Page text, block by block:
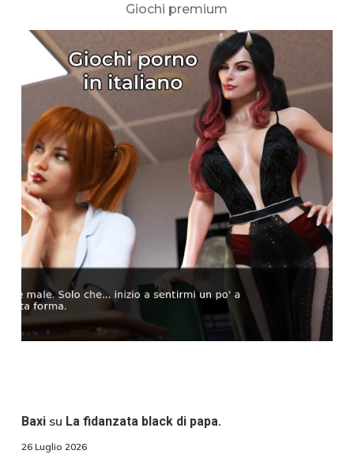
Giochi premium
Baxisu La fidanzata black di papa.
26 Luglio 2026